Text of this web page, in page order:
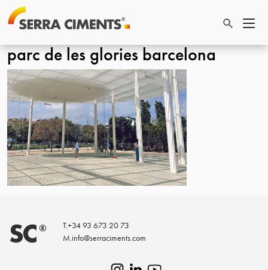
parc de les glories barcelona
T.+34 93 673 20 73
M.info@serraciments.com